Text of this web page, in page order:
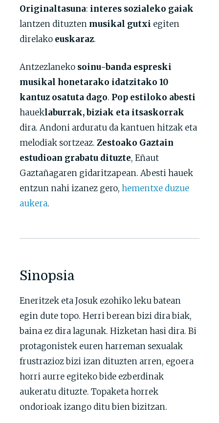
Originaltasuna: interes sozialeko gaiak
lantzen dituzten musikal gutxi egiten
direlako euskaraz.
Antzezlaneko soinu-banda espreski
musikal honetarako idatzitako 10
kantuz osatuta dago. Pop estiloko abesti
haueklaburrak, biziak eta itsaskorrak
dira. Andoni arduratu da kantuen hitzak eta
melodiak sortzeaz. Zestoako Gaztain
estudioan grabatu dituzte, Eñaut
Gaztañagaren gidaritzapean. Abesti hauek
entzun nahi izanez gero, hementxe duzue
aukera.
Sinopsia
Eneritzek eta Josuk ezohiko leku batean
egin dute topo. Herri berean bizi dira biak,
baina ez dira lagunak. Hizketan hasi dira. Bi
protagonistek euren harreman sexualak
frustrazioz bizi izan dituzten arren, egoera
horri aurre egiteko bide ezberdinak
aukeratu dituzte. Topaketa horrek
ondorioak izango ditu bien bizitzan.